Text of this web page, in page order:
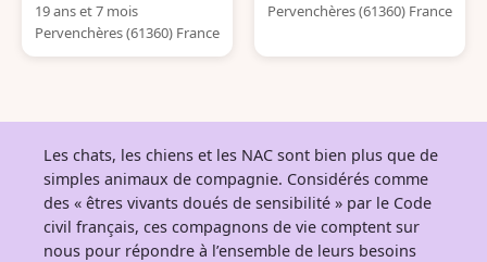
19 ans et 7 mois
Pervenchères (61360) France
Pervenchères (61360) France
Les chats, les chiens et les NAC sont bien plus que de
simples animaux de compagnie. Considérés comme
des « êtres vivants doués de sensibilité » par le Code
civil français, ces compagnons de vie comptent sur
nous pour répondre à l’ensemble de leurs besoins